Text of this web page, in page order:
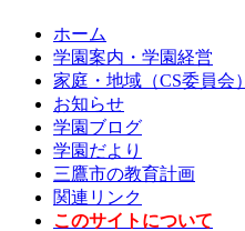
ホーム
学園案内・学園経営
家庭・地域（CS委員会）
お知らせ
学園ブログ
学園だより
三鷹市の教育計画
関連リンク
このサイトについて